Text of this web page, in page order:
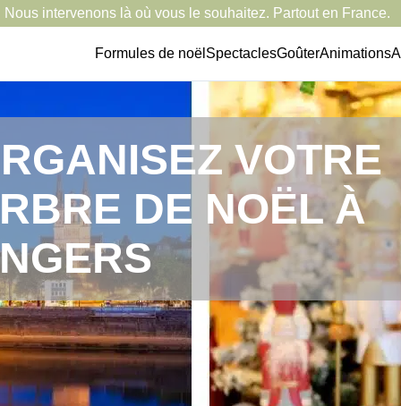
Nous intervenons là où vous le souhaitez. Partout en France.
Formules de noël SpectaclesGoûterAnimations
VOTRE
DE NOËL À